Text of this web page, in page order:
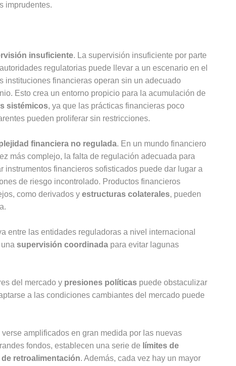
imprudentes.
insuficiente. La supervisión insuficiente por parte
regulatorias puede llevar a un escenario en el
instituciones financieras operan sin un adecuado
Esto crea un entorno propicio para la acumulación de
sistémicos, ya que las prácticas financieras poco
pueden proliferar sin restricciones.
financiera no regulada. En un mundo financiero
más complejo, la falta de regulación adecuada para
instrumentos financieros sofisticados puede dar lugar a
de riesgo incontrolado. Productos financieros
como derivados yestructuras colaterales, pueden
entre las entidades reguladoras a nivel internacional
supervisión coordinadapara evitar lagunas
del mercado y presiones políticaspuede obstaculizar
a las condiciones cambiantes del mercado puede
amplificados en gran medida por las nuevas
fondos, establecen una serie de límites de
retroalimentación. Además, cada vez hay un mayor